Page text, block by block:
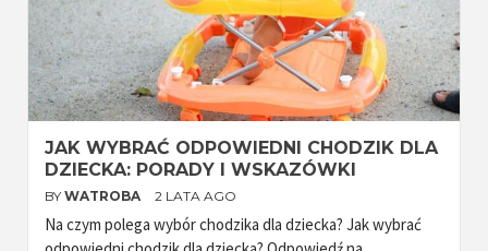
JAK WYBRAĆ ODPOWIEDNI CHODZIK DLA
DZIECKA: PORADY I WSKAZÓWKI
BY WATROBA 2 LATA AGO
Na czym polega wybór chodzika dla dziecka? Jak wybrać